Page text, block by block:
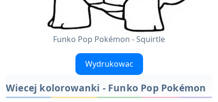
Funko Pop Pokémon - Squirtle
Wydrukowac
Wiecej kolorowanki - Funko Pop Pokémon